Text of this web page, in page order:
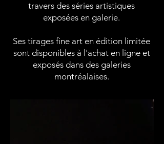
travers des séries artistiques
exposées en galerie.
Ses tirages fine art en édition limitée
sont disponibles à l'achat en ligne et
exposés dans des galeries
montréalaises.